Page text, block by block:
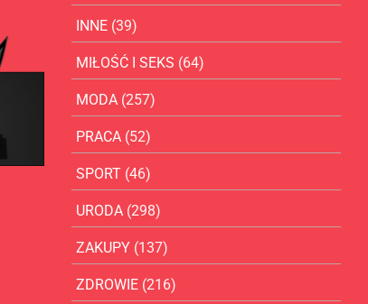
INNE(39)
MIŁOŚĆ I SEKS (64)
MODA(257)
PRACA(52)
SPORT(46)
URODA(298)
ZAKUPY(137)
ZDROWIE(216)